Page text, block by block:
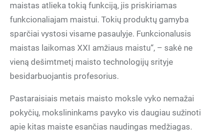
maistas atlieka tokią funkciją, jis priskiriamas
funkcionaliajam maistui. Tokių produktų gamyba
sparčiai vystosi visame pasaulyje. Funkcionalusis
maistas laikomas XXI amžiaus maistu“, – sakė ne
vieną dešimtmetį maisto technologijų srityje
besidarbuojantis profesorius.
Pastaraisiais metais maisto moksle vyko nemažai
pokyčių, mokslininkams pavyko vis daugiau sužinoti
apie kitas maiste esančias naudingas medžiagas.